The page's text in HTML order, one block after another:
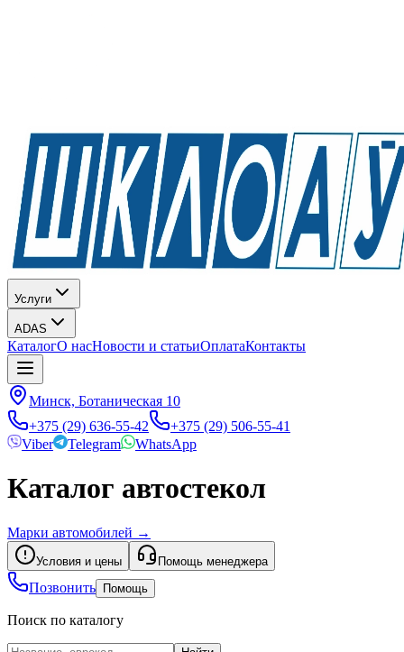
Услуги
ADAS
КаталогО насНовости и статьиОплатаКонтакты
Минск, Ботаническая 10
+375 (29) 636-55-42
+375 (29) 506-55-41
Viber
Telegram WhatsApp
Каталог автостекол
Марки автомобилей →
Условия и цены Помощь менеджера
Позвонить Помощь
Поиск по каталогу